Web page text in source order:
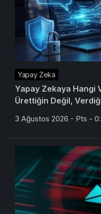
Yapay Zeka
Yapay Zekaya Hangi
Ürettiğin Değil,
3 Ağustos 2026 - Pts -